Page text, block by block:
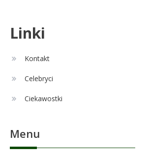
Czy zmiana układu w
Celebryci
Linki
Kontakt
Celebryci
Ciekawostki
Menu